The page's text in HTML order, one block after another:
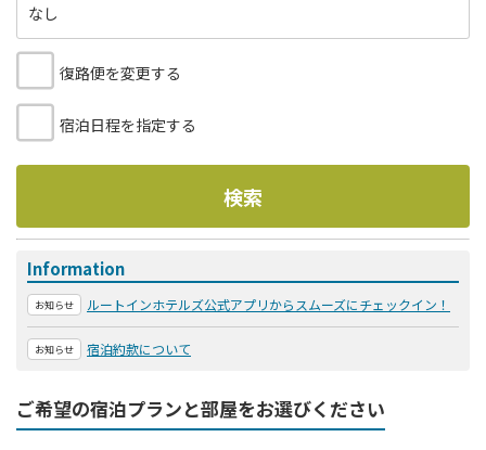
なし
復路便を変更する
宿泊日程を指定する
検索
Information
お知らせ ルートインホテルズ公式アプリからスムーズにチェックイン！
お知らせ 宿泊約款について
ご希望の宿泊プランと部屋をお選びください